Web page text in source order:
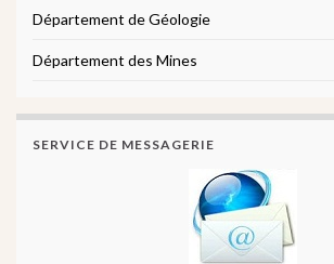
Département de Géologie
Département des Mines
SERVICE DE MESSAGERIE